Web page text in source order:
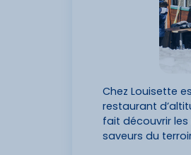
Chez Louisette
restaurant
fait découvrir les
saveurs du